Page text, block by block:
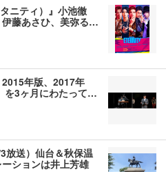
ニティ）』小池徹
藤あさひ、美弥る…
2015年版、2017年
を3ヶ月にわたって…
放送）仙台＆秋保温
ションは井上芳雄